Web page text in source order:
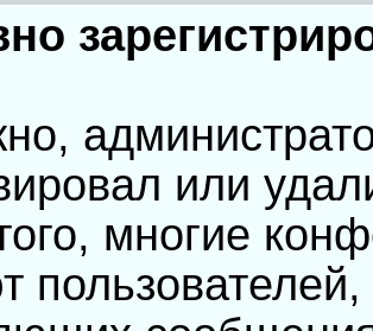
или
многие